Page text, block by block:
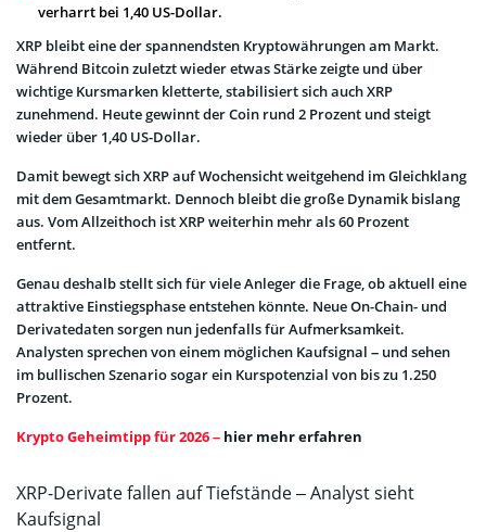
verharrt bei 1,40 US-Dollar.
XRP bleibt eine der spannendsten Kryptowährungen am Markt.
Während Bitcoin zuletzt wieder etwas Stärke zeigte und über
wichtige Kursmarken kletterte, stabilisiert sich auch XRP
zunehmend. Heute gewinnt der Coin rund 2 Prozent und steigt
wieder über 1,40 US-Dollar.
Damit bewegt sich XRP auf Wochensicht weitgehend im Gleichklang
mit dem Gesamtmarkt. Dennoch bleibt die große Dynamik bislang
aus. Vom Allzeithoch ist XRP weiterhin mehr als 60 Prozent
entfernt.
Genau deshalb stellt sich für viele Anleger die Frage, ob aktuell eine
attraktive Einstiegsphase entstehen könnte. Neue On-Chain- und
Derivatedaten sorgen nun jedenfalls für Aufmerksamkeit.
Analysten sprechen von einem möglichen Kaufsignal – und sehen
im bullischen Szenario sogar ein Kurspotenzial von bis zu 1.250
Prozent.
Krypto Geheimtipp für 2026 – hier mehr erfahren
XRP-Derivate fallen auf Tiefstände – Analyst sieht
Kaufsignal